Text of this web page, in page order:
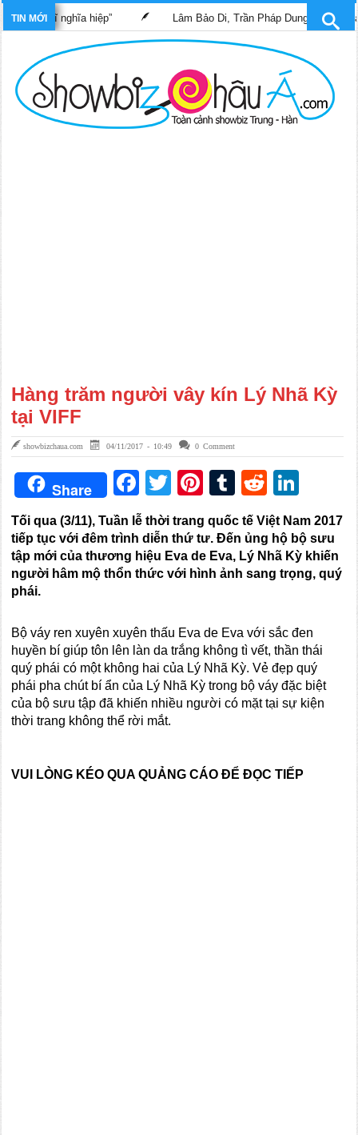
TIN MỚI
sĩ nghĩa hiệp” Lâm Bảo Di, Trần Pháp Dung tái ngộ màn ảnh
Hàng trăm người vây kín Lý Nhã Kỳ
tại VIFF
showbizchaua.com 04/11/2017 - 10:49 0 Comment
Share Facebook
TwitterPinterest
TumblrReddit
Tối qua (3/11), Tuần lễ thời trang quốc tế Việt Nam 2017
tiếp tục với đêm trình diễn thứ tư.Đến ủng hộ bộ sưu
tập mới của thương hiệu Eva de Eva, Lý Nhã Kỳ khiến
người hâm mộ thổn thức với hình ảnh sang trọng, quý
phái.
Bộ váy ren xuyên xuyên thấu Eva de Eva với sắc đen
huyền bí giúp tôn lên làn da trắng không tì vết, thần thái
quý phái có một không hai của Lý Nhã Kỳ. Vẻ đẹp quý
phái pha chút bí ẩn của Lý Nhã Kỳ trong bộ váy đặc biệt
của bộ sưu tập đã khiến nhiều người có mặt tại sự kiện
thời trang không thể rời mắt.
VUI LÒNG KÉO QUA QUẢNG CÁO ĐỂ ĐỌC TIẾP